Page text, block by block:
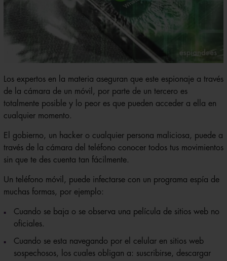
Los expertos en la materia aseguran que este espionaje a través
de la cámara de un móvil, por parte de un tercero es
totalmente posible y lo peor es que pueden acceder a ella en
cualquier momento.
El gobierno, un hacker o cualquier persona maliciosa, puede a
través de la cámara del teléfono conocer todos tus movimientos
sin que te des cuenta tan fácilmente.
Un teléfono móvil, puede infectarse con un programa espía de
muchas formas, por ejemplo:
Cuando se baja o se observa una película de sitios web no
oficiales.
Cuando se esta navegando por el celular en sitios web
sospechosos, los cuales obligan a: suscribirse, descargar